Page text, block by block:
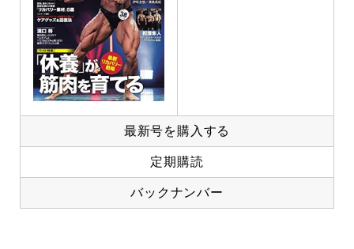
最新号を購入する
定期購読
バックナンバー